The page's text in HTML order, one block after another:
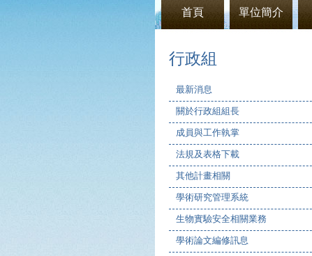
首頁 單位簡介
行政組
最新消息
關於行政組組長
成員與工作執掌
法規及表格下載
其他計畫相關
學術研究管理系統
生物實驗安全相關業務
學術論文編修訊息